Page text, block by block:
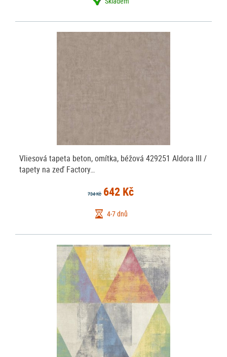
Vliesová tapeta beton, omítka, béžová 429251 Aldora III /
tapety na zeď Factory…
734 Kč 642 Kč
4-7 dnů